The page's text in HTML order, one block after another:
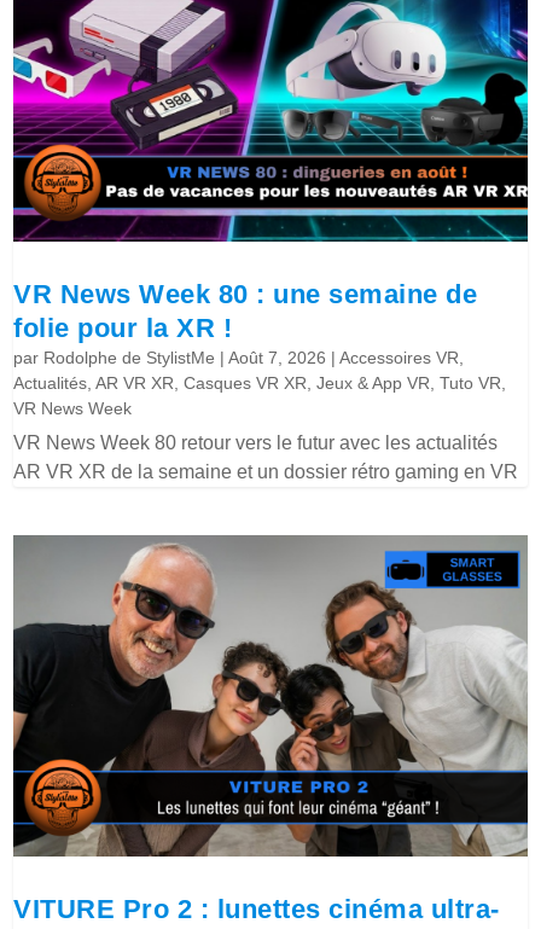
VR News Week 80 : une semaine de
folie pour la XR !
par Rodolphe de StylistMe |Août 7, 2026 |Accessoires VR
Actualités ,AR VR XR ,Casques VR XR ,Jeux & App VR ,Tuto VR
VR News Week
VR News Week 80 retour vers le futur avec les actualités
AR VR XR de la semaine et un dossier rétro gaming en VR
VITURE Pro 2 : lunettes cinéma ultra-